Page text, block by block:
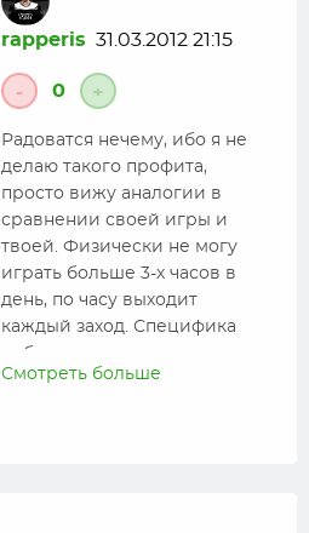
rapperis 31.03.2012 21:15
- 0 +
Радоватся нечему, ибо я не
делаю такого профита,
просто вижу аналогии в
сравнении своей игры и
твоей. Физически не могу
играть больше 3-х часов в
день, по часу выходит
каждый заход. Специфика
работы не позволяет
отдыхать вообще(4 часа в
Смотреть больше